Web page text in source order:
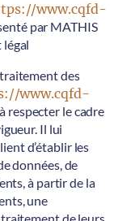
www.cqfd-
par MATHIS
des
www.cqfd-
à respecter le cadre
Il lui
d’établir les
données, de
à partir de la
une